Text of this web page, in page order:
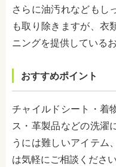
さらに油汚れなどもし
も取り除きますが、衣
ニングを提供しているお
おすすめポイント
チャイルドシート・着
ス・革製品などの洗濯
うには難しいアイテム
は気軽にご相談ください